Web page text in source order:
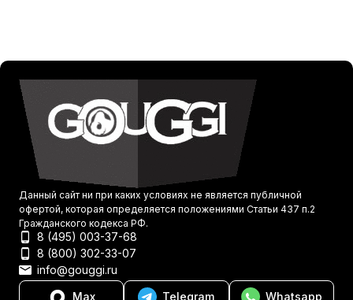
Данный сайт ни при каких условиях не является публичной
офертой, которая определяется положениями Статьи 437 п.2
Гражданского кодекса РФ.
8 (495) 003-37-68
8 (800) 302-33-07
info@gouggi.ru
Max
Telegram Whatsapp